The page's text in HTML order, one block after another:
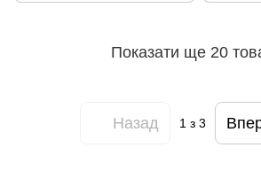
Показати ще 20
Назад 1з 3